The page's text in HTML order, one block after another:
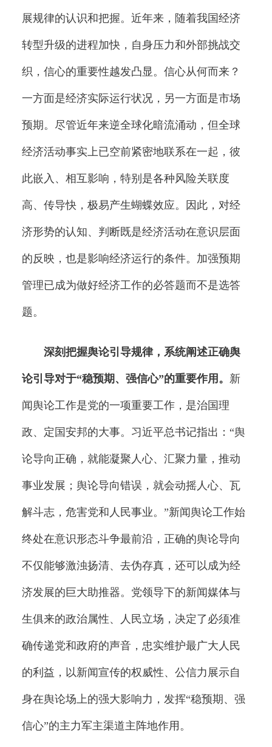
展规律的认识和把握。近年来，随着我国经济
转型升级的进程加快，自身压力和外部挑战交
织，信心的重要性越发凸显。信心从何而来？
一方面是经济实际运行状况，另一方面是市场
预期。尽管近年来逆全球化暗流涌动，但全球
经济活动事实上已空前紧密地联系在一起，彼
此嵌入、相互影响，特别是各种风险关联度
高、传导快，极易产生蝴蝶效应。因此，对经
济形势的认知、判断既是经济活动在意识层面
的反映，也是影响经济运行的条件。加强预期
管理已成为做好经济工作的必答题而不是选答
题。
深刻把握舆论引导规律，系统阐述正确舆
论引导对于“稳预期、强信心”的重要作用。 新
闻舆论工作是党的一项重要工作，是治国理
政、定国安邦的大事。习近平总书记指出：“舆
论导向正确，就能凝聚人心、汇聚力量，推动
事业发展；舆论导向错误，就会动摇人心、瓦
解斗志，危害党和人民事业。”新闻舆论工作始
终处在意识形态斗争最前沿，正确的舆论导向
不仅能够激浊扬清、去伪存真，还可以成为经
济发展的巨大助推器。党领导下的新闻媒体与
生俱来的政治属性、人民立场，决定了必须准
确传递党和政府的声音，忠实维护最广大人民
的利益，以新闻宣传的权威性、公信力展示自
身在舆论场上的强大影响力，发挥“稳预期、强
信心”的主力军主渠道主阵地作用。